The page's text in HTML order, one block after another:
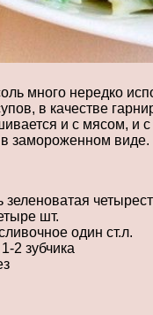
много нередко
в качестве
и с мясом, и
замороженном виде.
зеленоватая
шт.
один ст.л.
2 зубчика